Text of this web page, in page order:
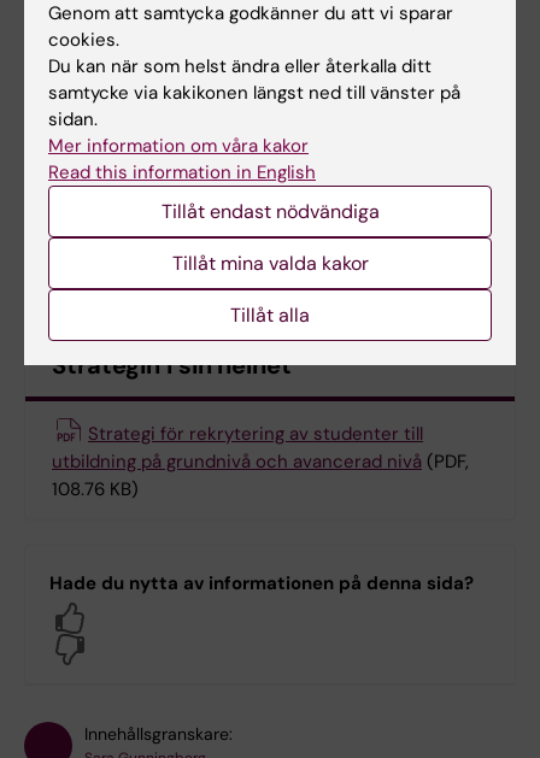
Ta vara på samarbeten för att nå ut
Lyfta fram förebilder inom KI
Stödja studenter att göra
välinformerade utbildningsval
Strategin i sin helhet
Strategi för rekrytering av studenter till
utbildning på grundnivå och avancerad nivå (PDF,
108.76 KB)
Hade du nytta av informationen på denna sida?
Innehållsgranskare:
Genom att samtycka godkänner du att vi sparar
cookies.
Du kan när som helst ändra eller återkalla ditt
samtycke via kakikonen längst ned till vänster på
sidan.
Mer information om våra kakor
Read this information in English
Tillåt endast nödvändiga
Tillåt mina valda kakor
Tillåt alla